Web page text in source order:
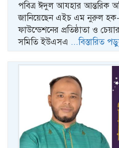
পবিত্র ঈদুল আযহার আন্তরিক
জানিয়েছেন এইচ এম নুরুল হক-
ফাউন্ডেশনের প্রতিষ্ঠাতা ও
সমিতি ইউএসএ ...বিস্তারিত